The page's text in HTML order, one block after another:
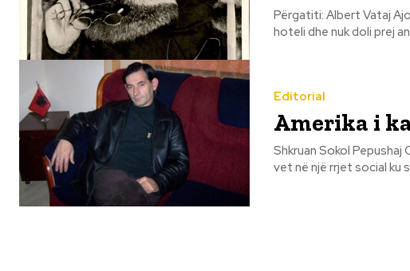
Përgatiti: Albert Vataj Ajo tërhoqi një milion dollarë në para të thata, u mbyll në një dhomë
hoteli dhe nuk doli prej
Editorial
Amerika i
Shkruan Sokol Pepushaj Që kur erdhi FBI Amerikane në fshatin tonë, përveçse hapi gazetën e
vet në një rrjet social ku